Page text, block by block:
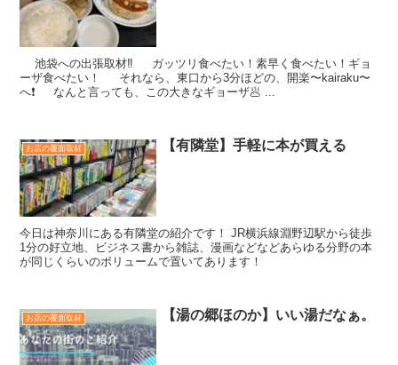
池袋への出張取材‼️ ガッツリ食べたい！素早く食べたい！ギョ
ーザ食べたい！ それなら、東口から3分ほどの、開楽〜kairaku〜
へ❗️ なんと言っても、この大きなギョーザ🥟 ...
お店の覆面取材 【有隣堂】手軽に本が買える
今日は神奈川にある有隣堂の紹介です！ JR横浜線淵野辺駅から徒歩
1分の好立地、ビジネス書から雑誌、漫画などなどあらゆる分野の本
が同じくらいのボリュームで置いてあります！
お店の覆面取材 【湯の郷ほのか】いい湯だなぁ。